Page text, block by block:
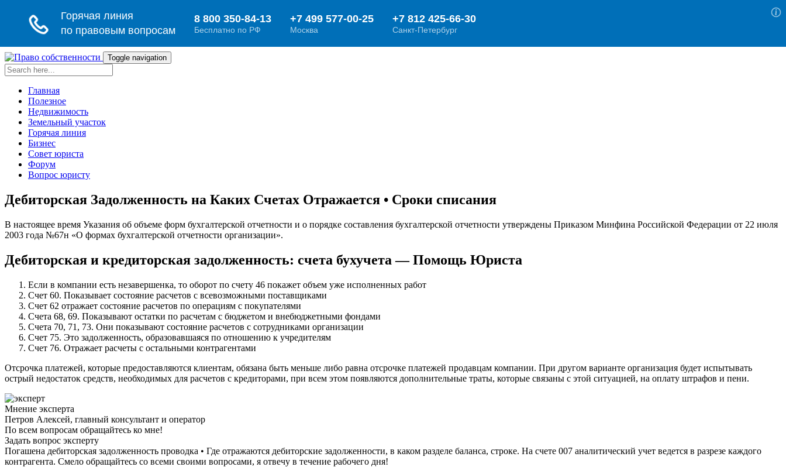
Toggle navigation
Главная
Полезное
Недвижимость
Земельный участок
Горячая линия
Бизнес
Совет юриста
Форум
Вопрос юристу
Дебиторская Задолженность на Каких Счетах Отражается • Сроки списания
В настоящее время Указания об объеме форм бухгалтерской отчетности и о порядке составления бухгалтерской отчетности утверждены Приказом Минфина Российской Федерации от 22 июля
2003 года №67н «О формах бухгалтерской отчетности организации».
Дебиторская и кредиторская задолженность: счета бухучета — Помощь Юриста
Если в компании есть незавершенка, то оборот по счету 46 покажет объем уже исполненных работ
Счет 60. Показывает состояние расчетов с всевозможными поставщиками
Счет 62 отражает состояние расчетов по операциям с покупателями
Счета 68, 69. Показывают остатки по расчетам с бюджетом и внебюджетными фондами
Счета 70, 71, 73. Они показывают состояние расчетов с сотрудниками организации
Счет 75. Это задолженность, образовавшаяся по отношению к учредителям
Счет 76. Отражает расчеты с остальными контрагентами
Отсрочка платежей, которые предоставляются клиентам, обязана быть меньше либо равна отсрочке платежей продавцам компании. При другом варианте организация будет испытывать
острый недостаток средств, необходимых для расчетов с кредиторами, при всем этом появляются дополнительные траты, которые связаны с этой ситуацией, на оплату штрафов и пени.
Мнение эксперта
Петров Алексей, главный консультант и оператор
По всем вопросам обращайтесь ко мне!
Задать вопрос эксперту
Погашена дебиторская задолженность проводка • Где отражаются дебиторские задолженности, в каком разделе баланса, строке. На счете 007 аналитический учет ведется в разрезе каждого
контрагента. Смело обращайтесь со всеми своими вопросами, я отвечу в течение рабочего дня!